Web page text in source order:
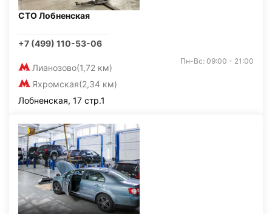
СТО Лобненская
+7 (499) 110-53-06
Лианозово(1,72 км)
Яхромская(2,34 км)
Пн-Вс: 09:00 - 21:00
Лобненская, 17 стр.1